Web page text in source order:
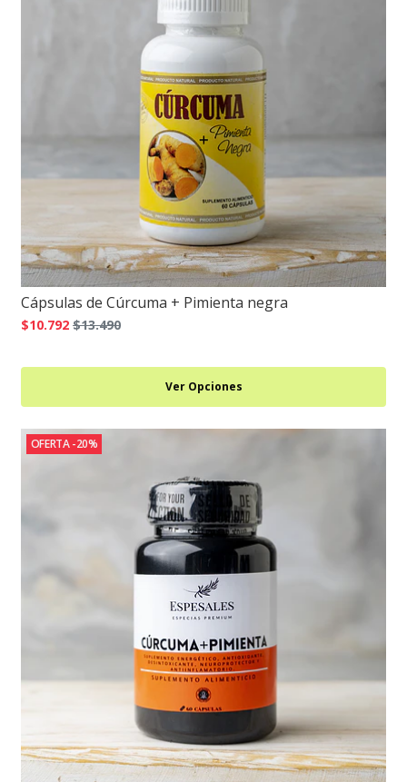
Cápsulas de Cúrcuma + Pimienta negra
$10.792 $13.490
Ver Opciones
OFERTA -20%